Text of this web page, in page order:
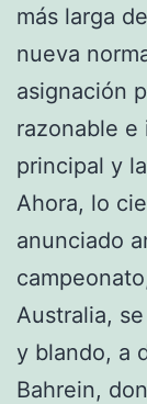
más larga
nueva
asignación
razonable
principal y
Ahora, lo
anunciado
Australia,
y blando, a
Bahrein,